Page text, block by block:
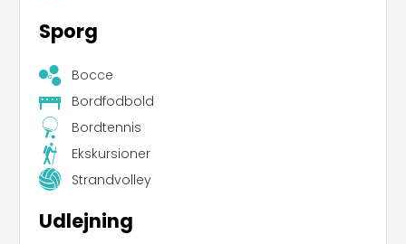
Sporg
Bocce
Bordfodbold
Bordtennis
Ekskursioner
Strandvolley
Udlejning